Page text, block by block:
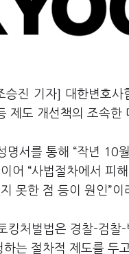
승진 기자] 대한변호사
제도 개선책의 조속한
명서를 통해 “작년 10
어 “사법절차에서 피
못한 점 등이 원인”이
킹처벌법은 경찰-검
하는 절차적 제도를 두